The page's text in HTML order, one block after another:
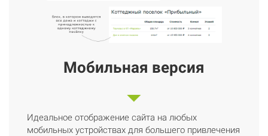
Мобильная версия
Идеальное отображение сайта на любых
мобильных устройствах для большего привлечения